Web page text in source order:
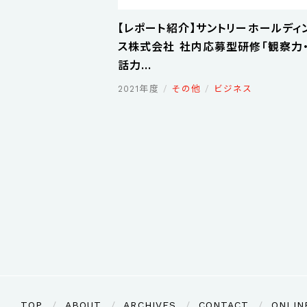
【レポート紹介】サントリーホールディ
ス株式会社 社内応募型研修「観察力
話力...
2021年度 その他 ビジネス
TOP ABOUT ARCHIVES CONTACT